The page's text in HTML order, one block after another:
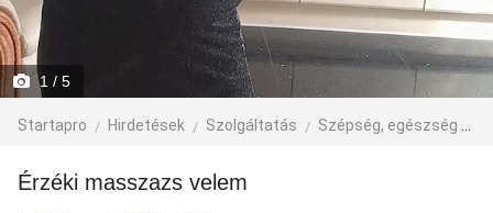
1 / 5
Startapro Hirdetések Szolgáltatás Szépség, egészség
Érzéki masszazs velem